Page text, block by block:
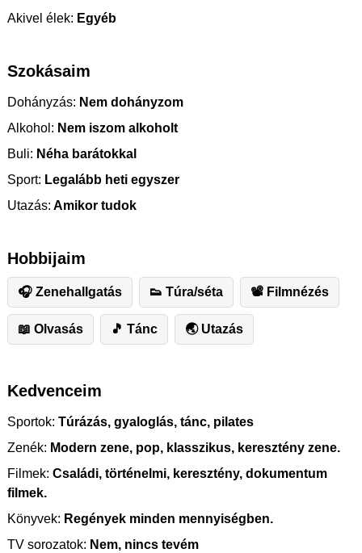
Akivel élek: Egyéb
Szokásaim
Dohányzás: Nem dohányzom
Alkohol: Nem iszom alkoholt
Buli: Néha barátokkal
Sport: Legalább heti egyszer
Utazás: Amikor tudok
Hobbijaim
🎧 Zenehallgatás 👟 Túra/séta 📽 Filmnézés
📖 Olvasás 🎵 Tánc 🌏 Utazás
Kedvenceim
Sportok: Túrázás, gyaloglás, tánc, pilates
Zenék: Modern zene, pop, klasszikus, keresztény zene.
Filmek: Családi, történelmi, keresztény, dokumentum
filmek.
Könyvek: Regények minden mennyiségben.
TV sorozatok: Nem, nincs tevém